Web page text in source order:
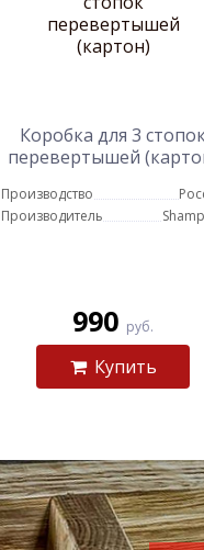
Коробка для 3
перевертышей
Производство
Производитель
990 руб.
Купить